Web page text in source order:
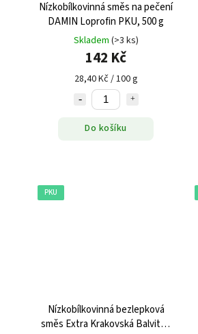
Nízkobílkovinná směs na pečení
DAMIN Loprofin PKU, 500 g
Skladem (>3 ks)
142 Kč
28,40 Kč / 100 g
Do košíku
PKU
Nízkobílkovinná bezlepková
směs Extra Krakovská Balviten